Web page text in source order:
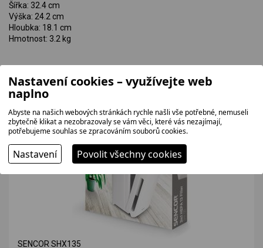
Šířka: 32.4 cm
Výška: 24.2 cm
Hloubka: 18.1 cm
Hmotnost: 3.2 kg
Související zboží
SENCOR SHX135
Nastavení cookies – využívejte web
naplno
Abyste na našich webových stránkách rychle našli vše potřebné, nemuseli
zbytečně klikat a nezobrazovaly se vám věci, které vás nezajímají,
potřebujeme souhlas se zpracováním souborů cookies.
Nastavení Povolit všechny cookies